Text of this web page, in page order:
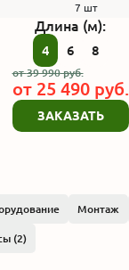
7 шт
Длина (м):
4 6 8
от39 990руб.
от 25 490руб.
ЗАКАЗАТЬ
Монтаж
(2)